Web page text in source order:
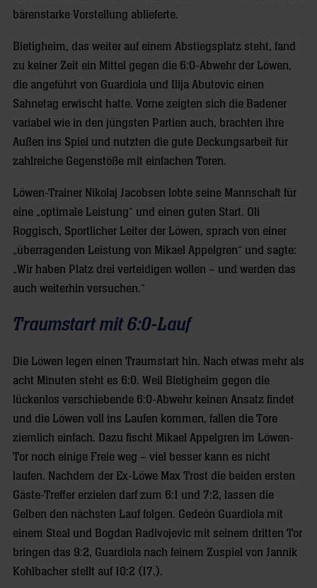
bärenstarke Vorstellung ablieferte.
Bietigheim, das weiter auf einem Abstiegsplatz steht, fand
zu keiner Zeit ein Mittel gegen die 6:0-Abwehr der Löwen,
die angeführt von Guardiola und Ilija Abutovic einen
Sahnetag erwischt hatte. Vorne zeigten sich die Badener
variabel wie in den jüngsten Partien auch, brachten ihre
Außen ins Spiel und nutzten die gute Deckungsarbeit für
zahlreiche Gegenstöße mit einfachen Toren.
Löwen-Trainer Nikolaj Jacobsen lobte seine Mannschaft für
eine „optimale Leistung“ und einen guten Start. Oli
Roggisch, Sportlicher Leiter der Löwen, sprach von einer
„überragenden Leistung von Mikael Appelgren“ und sagte:
„Wir haben Platz drei verteidigen wollen – und werden das
auch weiterhin versuchen.“
Traumstart mit 6:0-Lauf
Die Löwen legen einen Traumstart hin. Nach etwas mehr als
acht Minuten steht es 6:0. Weil Bietigheim gegen die
lückenlos verschiebende 6:0-Abwehr keinen Ansatz findet
und die Löwen voll ins Laufen kommen, fallen die Tore
ziemlich einfach. Dazu fischt Mikael Appelgren im Löwen-
Tor noch einige Freie weg – viel besser kann es nicht
laufen. Nachdem der Ex-Löwe Max Trost die beiden ersten
Gäste-Treffer erzielen darf zum 6:1 und 7:2, lassen die
Gelben den nächsten Lauf folgen. Gedeón Guardiola mit
einem Steal und Bogdan Radivojevic mit seinem dritten Tor
bringen das 9:2, Guardiola nach feinem Zuspiel von Jannik
Kohlbacher stellt auf 10:2 (17.).